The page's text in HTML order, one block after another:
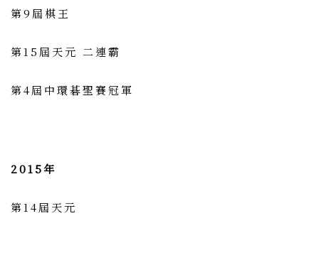
第9屆棋王
第15屆天元 二連霸
第4屆中環碁聖賽冠軍
2015年
第14屆天元